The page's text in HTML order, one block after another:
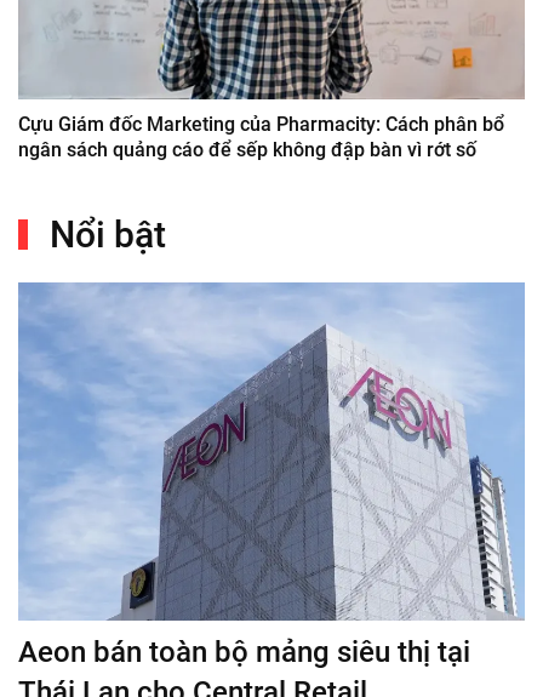
Cựu Giám đốc Marketing của Pharmacity: Cách phân bổ
ngân sách quảng cáo để sếp không đập bàn vì rớt số
Nổi bật
Aeon bán toàn bộ mảng siêu thị tại